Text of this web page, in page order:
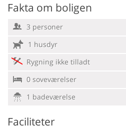
Fakta om boligen
3 personer
1 husdyr
Rygning ikke tilladt
0 soveværelser
1 badeværelse
Faciliteter